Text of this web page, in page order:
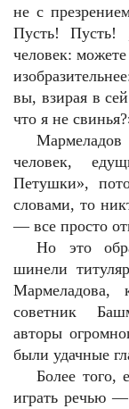
не с
Пусть! Пусть!
человек:
вы, взирая в
что я не
человек,
Петушки»,
словами, то
— все просто
Но это
шинели
Мармеладова,
советник
авторы
были удачные
Более того,
играть речью